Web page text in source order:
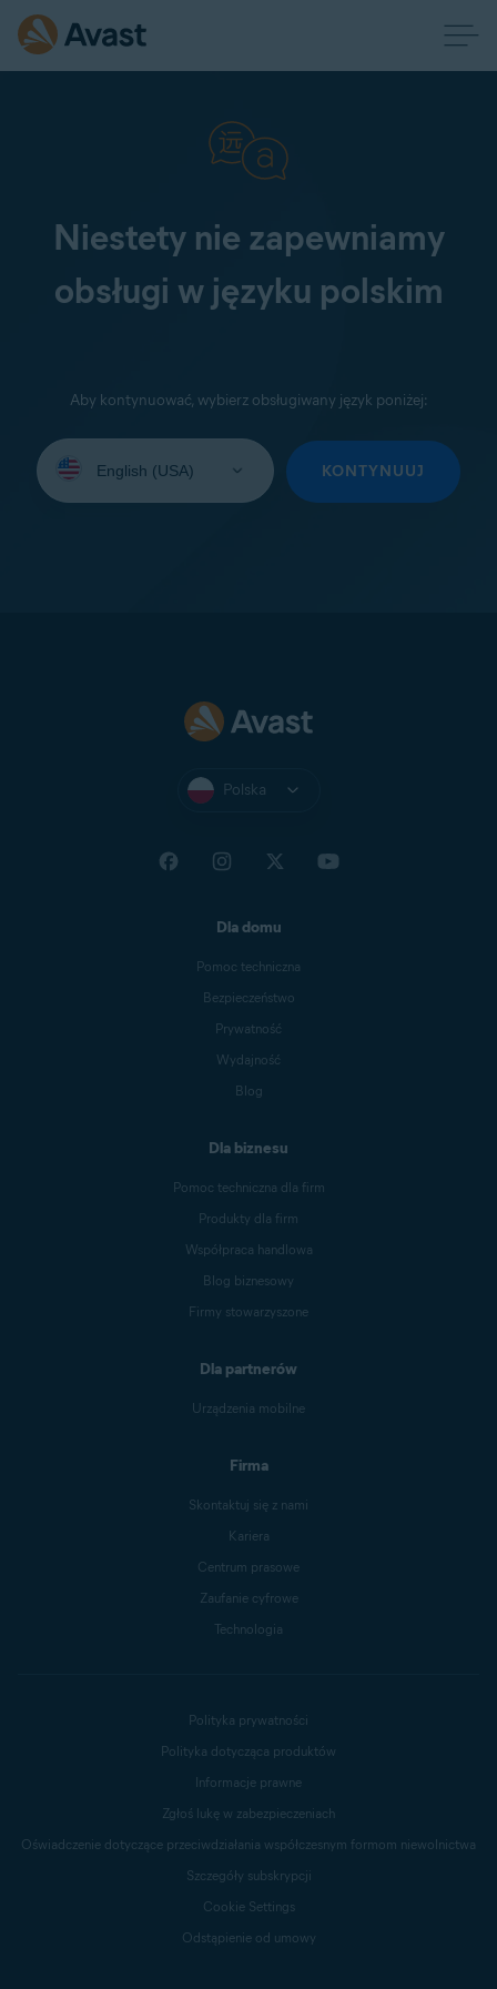
Niestety nie zapewniamy
obsługi w języku polskim
Aby kontynuować, wybierz obsługiwany język poniżej:
język:
KONTYNUUJ
Polska
Dla domu
Pomoc techniczna
Bezpieczeństwo
Prywatność
Wydajność
Blog
Dla biznesu
Pomoc techniczna dla firm
Produkty dla firm
Współpraca handlowa
Blog biznesowy
Firmy stowarzyszone
Dla partnerów
Urządzenia mobilne
Firma
Skontaktuj się z nami
Kariera
Centrum prasowe
Zaufanie cyfrowe
Technologia
Polityka prywatności
Polityka dotycząca produktów
Informacje prawne
Zgłoś lukę w zabezpieczeniach
Oświadczenie dotyczące przeciwdziałania współczesnym formom niewolnictwa
Szczegóły subskrypcji
Cookie Settings
Odstąpienie od umowy